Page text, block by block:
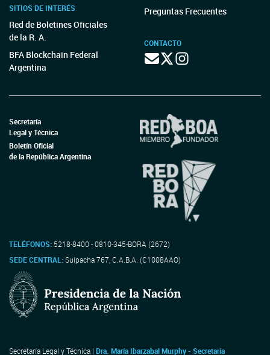
SITIOS DE INTERÉS
Red de Boletines Oficiales
de la R. A.
BFA Blockchain Federal
Argentina
Preguntas Frecuentes
CONTACTO
Secretaría
Legal y Técnica
Boletín Oficial
de la República Argentina
TELÉFONOS: 5218-8400 - 0810-345-BORA (2672)
SEDE CENTRAL:Suipacha 767, C.A.B.A. (C1008AAO)
Secretaría Legal y Técnica | Dra. María Ibarzabal Murphy - Secretaria